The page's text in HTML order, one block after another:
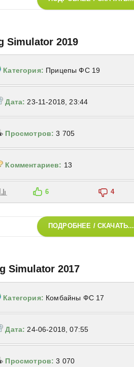
Simulator 2019
Категория: Прицепы ФС 19
Дата: 23-11-2018, 23:44
Просмотров: 3 705
Комментариев: 13
6 4
ПОДРОБНЕЕ / СКАЧАТЬ...
Simulator 2017
Категория: Комбайны ФС 17
Дата: 24-06-2018, 07:55
Просмотров: 3 070